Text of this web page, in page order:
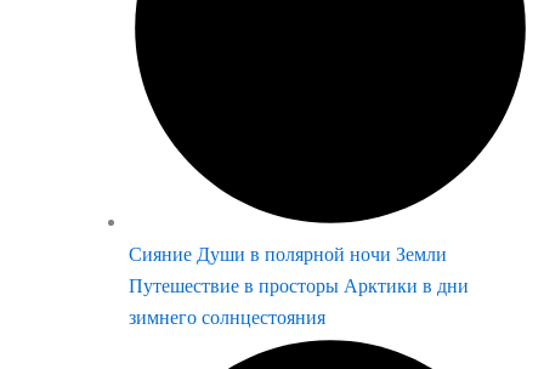
Сияние Души в полярной ночи Земли
Путешествие в просторы Арктики в дни
зимнего солнцестояния